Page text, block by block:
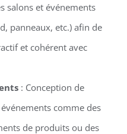
salons et événements
panneaux, etc.) afin de
et cohérent avec
: Conception de
comme des
de produits ou des